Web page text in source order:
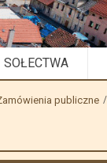
SOŁECTWA
publiczne